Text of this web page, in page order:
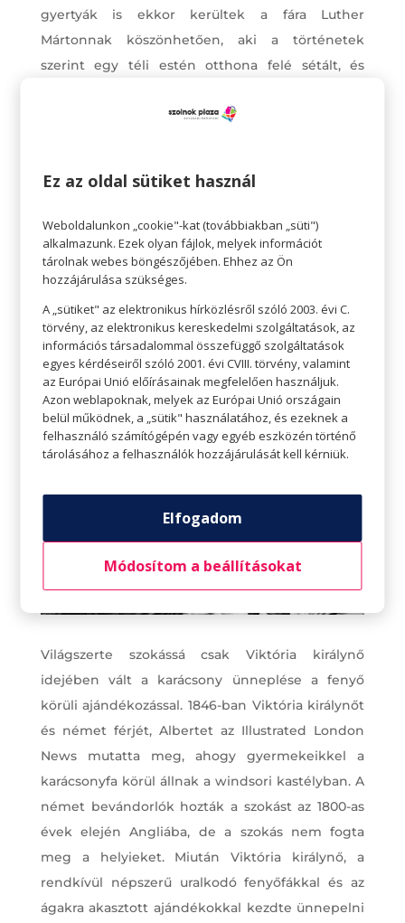
gyertyák is ekkor kerültek a fára Luther
Mártonnak köszönhetően, aki a történetek
szerint egy téli estén otthona felé sétált, és
örökzöldek között pislákoló csillagok
gyertyákkal díszítette az ágait.
Annyi bizonyos, hogy 1605-ben már léteztek a
karácsonyfák, hiszen abban az évben a
történelmi feljegyzések szerint Strasburg lakói
„fenyőfákat állítottak fel a szalonokban… és
sokszínű papírból kivágott rózsákat, almát, ostyát,
aranyfóliát, édességeket akasztottak rájuk.
Világszerte szokássá csak Viktória királynő
idejében vált a karácsony ünneplése a fenyő
körüli ajándékozással. 1846-ban Viktória királynőt
és német férjét, Albertet az Illustrated London
News mutatta meg, ahogy gyermekeikkel a
karácsonyfa körül állnak a windsori kastélyban. A
német bevándorlók hozták a szokást az 1800-as
évek elején Angliába, de a szokás nem fogta
meg a helyieket. Miután Viktória királynő, a
rendkívül népszerű uralkodó fenyőfákkal és az
ágakra akasztott ajándékokkal kezdte ünnepelni
Ez az oldal sütiket használ
Weboldalunkon „cookie"-kat (továbbiakban „süti")
alkalmazunk. Ezek olyan fájlok, melyek információt
tárolnak webes böngészőjében. Ehhez az Ön
hozzájárulása szükséges.
A „sütiket" az elektronikus hírközlésről szóló 2003. évi C.
törvény, az elektronikus kereskedelmi szolgáltatások, az
információs társadalommal összefüggő szolgáltatások
egyes kérdéseiről szóló 2001. évi CVIII. törvény, valamint
az Európai Unió előírásainak megfelelően használjuk.
Azon weblapoknak, melyek az Európai Unió országain
belül működnek, a „sütik" használatához, és ezeknek a
felhasználó számítógépén vagy egyéb eszközén történő
tárolásához a felhasználók hozzájárulását kell kérniük.
Elfogadom
Módosítom a beállításokat